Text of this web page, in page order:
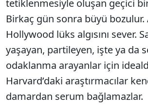
tetiklenmesiyle oluşan geçici bir
Birkaç gün sonra büyü bozulur.
Hollywood lüks algısını sever.
yaşayan, partileyen, işte ya da
odaklanma arayanlar için
Harvard’daki araştırmacılar
damardan serum bağlamazlar.